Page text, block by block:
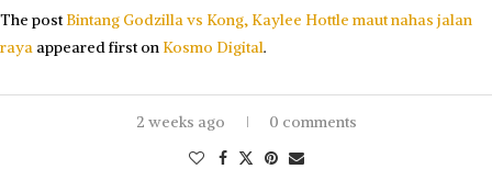
The postBintang Godzilla vs Kong, Kaylee Hottle maut nahas jalan
raya appeared first on Kosmo Digital.
2 weeks ago 0 comments